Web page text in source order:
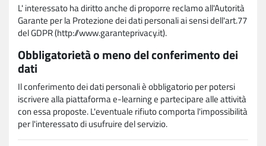
L' interessato ha diritto anche di proporre reclamo all'Autorità
Garante per la Protezione dei dati personali ai sensi dell'art.77
del GDPR (http://www.garanteprivacy.it).
Obbligatorietà o meno del conferimento dei
dati
Il conferimento dei dati personali è obbligatorio per potersi
iscrivere alla piattaforma e-learning e partecipare alle attività
con essa proposte. L'eventuale rifiuto comporta l'impossibilità
per l'interessato di usufruire del servizio.